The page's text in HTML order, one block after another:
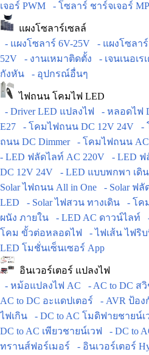
เจอร์ PWM
- โซลาร์ ชาร์จเจอร์
แผงโซลาร์เซลล์
- แผงโซลาร์ 6V-25V
- แผงโซลาร์
52V
- งานเหมาติดตั้ง
- เจนเนอเร
กังหัน
- อุปกรณ์อื่นๆ
ไฟถนน โคมไฟ LED
- Driver LED แปลงไฟ
- หลอดไฟ
E27
- โคมไฟถนน DC 12V 24V
-
ถนน DC Dimmer
- โคมไฟถนน AC
- LED ฟลัดไลท์ AC 220V
- LED ฟ
DC 12V 24V
- LED แบบพกพา เดิ
Solar ไฟถนน All in One
- Solar ฟลั
LED
- Solar ไฟสวน ทางเดิน
- โค
ผนัง ภายใน
- LED AC ดาวน์ไลท์
โคม ขั้วต่อหลอดไฟ
- ไฟเส้น ไฟริ
LED โมชั่นเซ็นเซอร์ App
อินเวอร์เตอร์ แปลงไฟ
- หม้อแปลงไฟ AC
- AC to DC ส
AC to DC อะแดปเตอร์
- AVR ป้อ
ไฟเกิน
- DC to AC โมดิฟายชายน์เ
DC to AC เพียวชายน์เวฟ
- DC to
ทรานส์ฟอร์เมอร์
- อินเวอร์เตอร์